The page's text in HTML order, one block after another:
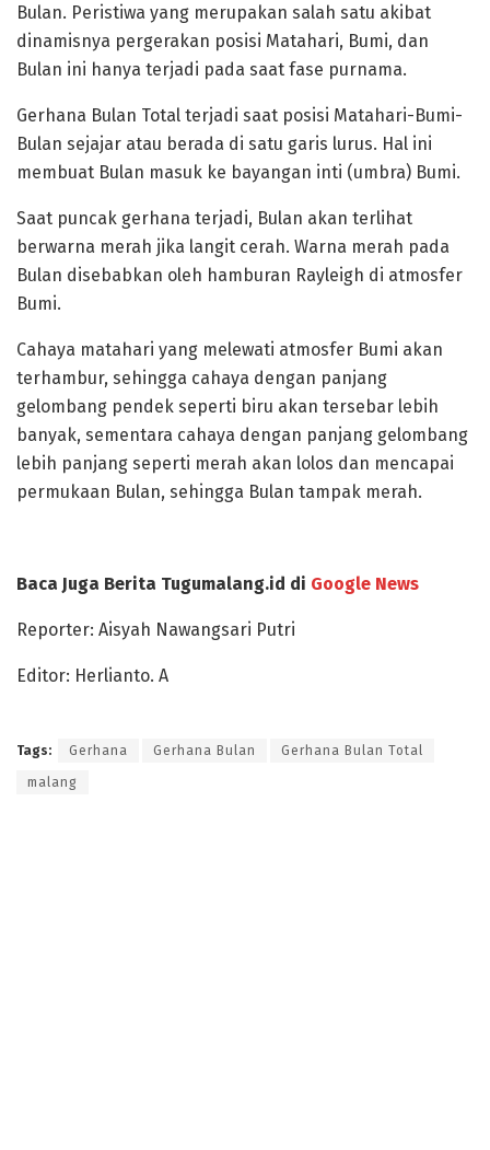
Bulan. Peristiwa yang merupakan salah satu akibat
dinamisnya pergerakan posisi Matahari, Bumi, dan
Bulan ini hanya terjadi pada saat fase purnama.
Gerhana Bulan Total terjadi saat posisi Matahari-Bumi-
Bulan sejajar atau berada di satu garis lurus. Hal ini
membuat Bulan masuk ke bayangan inti (umbra) Bumi.
Saat puncak gerhana terjadi, Bulan akan terlihat
berwarna merah jika langit cerah. Warna merah pada
Bulan disebabkan oleh hamburan Rayleigh di atmosfer
Bumi.
Cahaya matahari yang melewati atmosfer Bumi akan
terhambur, sehingga cahaya dengan panjang
gelombang pendek seperti biru akan tersebar lebih
banyak, sementara cahaya dengan panjang gelombang
lebih panjang seperti merah akan lolos dan mencapai
permukaan Bulan, sehingga Bulan tampak merah.
Baca Juga Berita Tugumalang.id di Google News
Reporter: Aisyah Nawangsari Putri
Editor: Herlianto. A
Tags: Gerhana Gerhana Bulan Gerhana Bulan Total
malang